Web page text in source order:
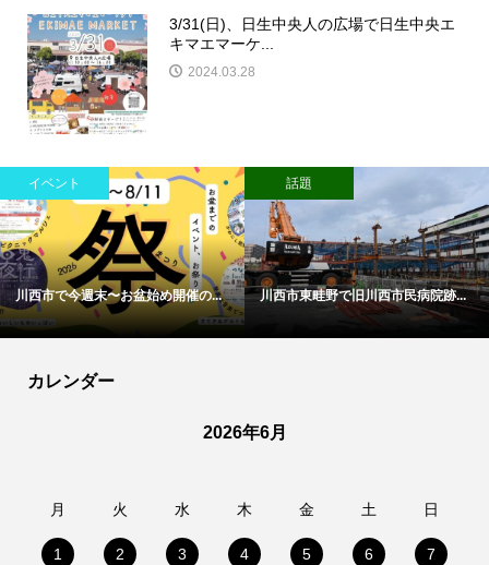
3/31(日)、日生中央人の広場で日生中央エ
キマエマーケ...
2024.03.28
跡...
開店
2026年8月後半頃、宝塚市売布に
注目！かわマガ広告
川西市鼓滝のらいおん接骨院
カレンダー
2026年6月
月 火 水 木 金 土 日
1 2 3 4 5 6
7